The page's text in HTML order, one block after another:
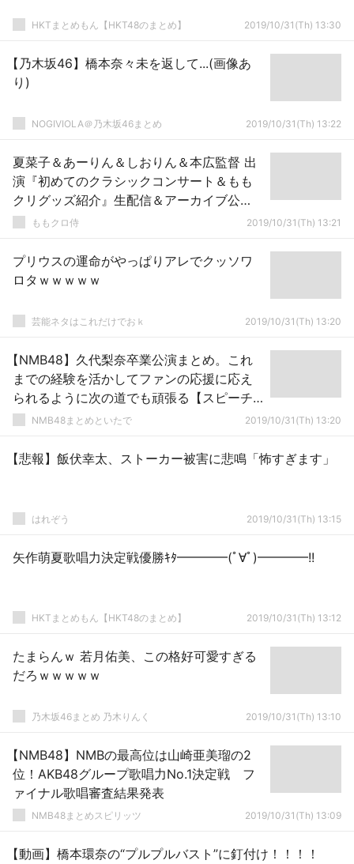
HKTまとめもん【HKT48のまとめ】 2019/10/31(Th) 13:30
【乃木坂46】橋本奈々未を返して...(画像あ
り)
NOGIVIOLA＠乃木坂46まとめ 2019/10/31(Th) 13:22
夏菜子＆あーりん＆しおりん＆本広監督 出
演『初めてのクラシックコンサート＆もも
クリグッズ紹介』生配信＆アーカイブ公
開！ももクロ侍 2019/10/31(Th) 13:21
プリウスの運命がやっぱりアレでクッソワ
ロタｗｗｗｗｗ
芸能ネタはこれだけでおｋ 2019/10/31(Th) 13:20
【NMB48】久代梨奈卒業公演まとめ。これ
までの経験を活かしてファンの応援に応え
られるように次の道でも頑張る【スピーチ
全文掲載】
NMB48まとめといたで 2019/10/31(Th) 13:20
【悲報】飯伏幸太、ストーカー被害に悲鳴「怖すぎます」
はれぞう 2019/10/31(Th) 13:15
矢作萌夏歌唱力決定戦優勝ｷﾀ━━━━(ﾟ∀ﾟ)━━━━!!
HKTまとめもん【HKT48のまとめ】 2019/10/31(Th) 13:12
たまらんｗ 若月佑美、この格好可愛すぎる
だろｗｗｗｗｗ
乃木坂46まとめ 乃木りんく 2019/10/31(Th) 13:10
【NMB48】NMBの最高位は山崎亜美瑠の2
位！AKB48グループ歌唱力No.1決定戦 フ
ァイナル歌唱審査結果発表
NMB48まとめスピリッツ 2019/10/31(Th) 13:09
【動画】橋本環奈の“プルプルバスト”に釘付け！！！！